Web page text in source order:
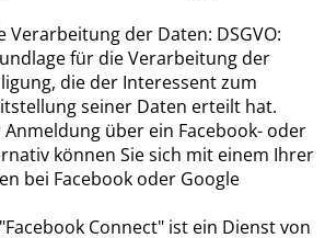
der Daten: DSGVO:
für die Verarbeitung der
die der Interessent zum
seiner Daten erteilt hat.
über ein Facebook- oder
können Sie sich mit einem Ihrer
bei Facebook oder Google
Connect" ist ein Dienst von